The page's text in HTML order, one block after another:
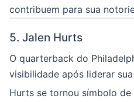
contribuem para sua
5. Jalen Hurts
O quarterback do
visibilidade após liderar
Hurts se tornou símbolo